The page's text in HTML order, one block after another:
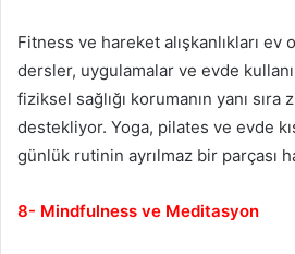
Fitness ve hareket alışkanlıkları ev
dersler, uygulamalar ve evde
fiziksel sağlığı korumanın yanı sıra
destekliyor. Yoga, pilates ve evde
günlük rutinin ayrılmaz bir parçası
8- Mindfulness ve Meditasyon